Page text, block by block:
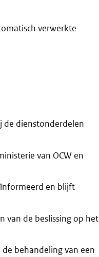
verwerkte
de dienstonderdelen
van OCW en
en blijft
van de beslissing op het
behandeling van een